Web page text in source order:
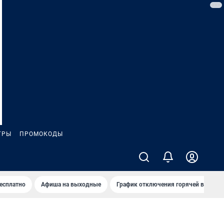
ПРОМОКОДЫ
Афиша на выходные График отключения горячей воды в